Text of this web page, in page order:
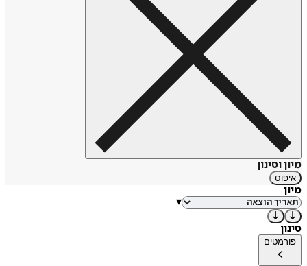
מיון וסינון
איפוס
מיון
▾
סינון
פורמטים